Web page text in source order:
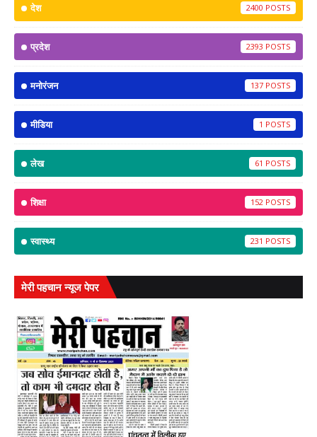
देश 2400
प्रदेश 2393
मनोरंजन 137
मीडिया 1
लेख 61
शिक्षा 152
स्वास्थ्य 231
मेरी पहचान न्यूज पेपर